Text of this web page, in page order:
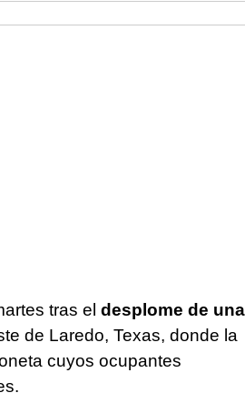
tras el desplome de una
de Laredo, Texas, donde la
cuyos ocupantes